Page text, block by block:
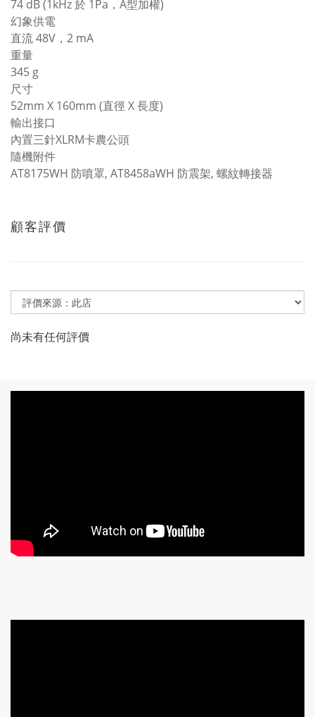
74 dB (1kHz 於 1Pa，A型加權)
幻象供電
直流 48V，2 mA
重量
345 g
尺寸
52mm X 160mm (直徑 X 長度)
輸出接口
內置三針XLRM卡農公頭
隨機附件
AT8175WH 防噴罩, AT8458aWH 防震架, 螺紋轉接器
顧客評價
尚未有任何評價